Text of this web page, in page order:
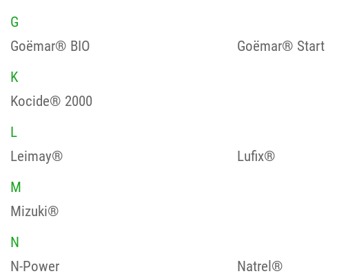
G
Goëmar® BIO
Goëmar® Start
K
Kocide® 2000
L
Leimay®
Lufix®
M
Mizuki®
N
N-Power
Natrel®